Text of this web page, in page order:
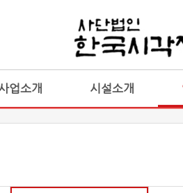
업소개 시설소개